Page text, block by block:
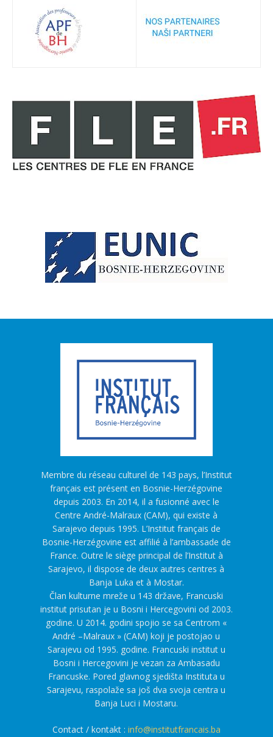
Membre du réseau culturel de 143 pays, l’Institut
français est présent en Bosnie-Herzégovine
depuis 2003. En 2014, il a fusionné avec le
Centre André-Malraux (CAM), qui existe à
Sarajevo depuis 1995. L’Institut français de
Bosnie-Herzégovine est affilié à l’ambassade de
France. Outre le siège principal de l’Institut à
Sarajevo, il dispose de deux autres centres à
Banja Luka et à Mostar.
Član kulturne mreže u 143 države, Francuski
institut prisutan je u Bosni i Hercegovini od 2003.
godine. U 2014. godini spojio se sa Centrom «
André –Malraux » (CAM) koji je postojao u
Sarajevu od 1995. godine. Francuski institut u
Bosni i Hercegovini je vezan za Ambasadu
Francuske. Pored glavnog sjedišta Instituta u
Sarajevu, raspolaže sa još dva svoja centra u
Banja Luci i Mostaru.
Contact / kontakt : info@institutfrancais.ba